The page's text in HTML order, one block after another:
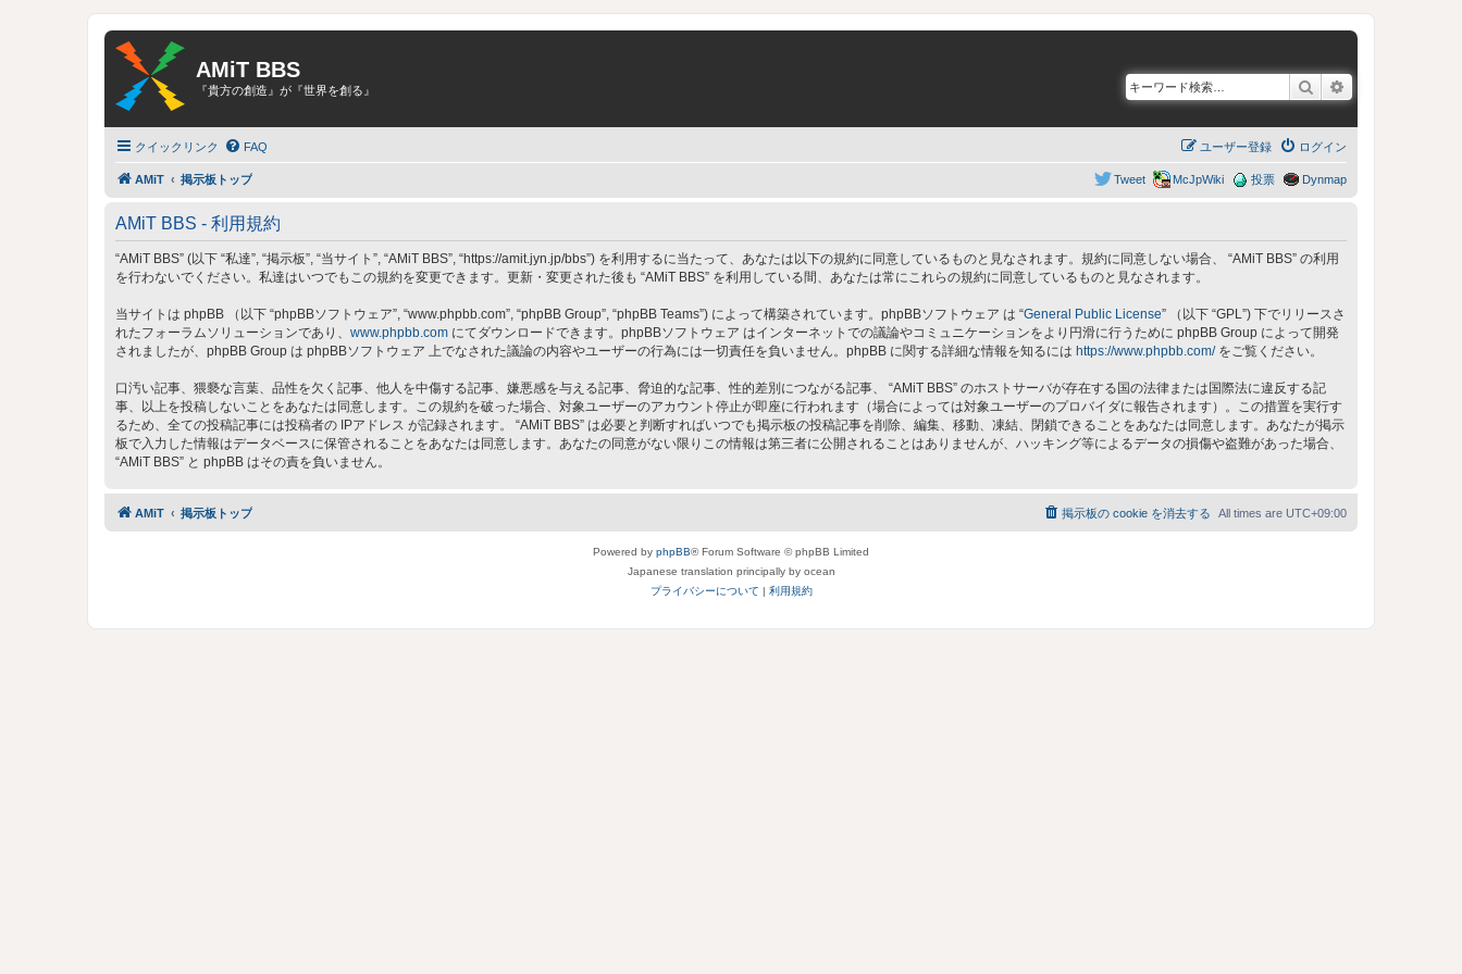
AMiT BBS
『貴方の創造』が『世界を創る』 検索
クイックリンク FAQ ログイン
ユーザー登録
AMiT 掲示板トップ Dynmap
投票
McJpWiki
Tweet
AMiT BBS - 利用規約
“AMiT BBS” (以下 “私達”, “掲示板”, “当サイト”, “AMiT BBS”, “https://amit.jyn.jp/bbs”) を利用するに当たって、あなたは以下の規約に同意しているものと見なされます。規約に同意しない場合、 “AMiT BBS” の利用
を行わないでください。私達はいつでもこの規約を変更できます。更新・変更された後も “AMiT BBS” を利用している間、あなたは常にこれらの規約に同意しているものと見なされます。
当サイトは phpBB （以下 “phpBBソフトウェア”, “www.phpbb.com”, “phpBB Group”, “phpBB Teams”) によって構築されています。phpBBソフトウェア は “General Public License” （以下 “GPL”) 下でリリースさ
れたフォーラムソリューションであり、 www.phpbb.com にてダウンロードできます。phpBBソフトウェア はインターネットでの議論やコミュニケーションをより円滑に行うために phpBB Group によって開発
されましたが、phpBB Group は phpBBソフトウェア 上でなされた議論の内容やユーザーの行為には一切責任を負いません。phpBB に関する詳細な情報を知るには https://www.phpbb.com/をご覧ください。
口汚い記事、猥褻な言葉、品性を欠く記事、他人を中傷する記事、嫌悪感を与える記事、脅迫的な記事、性的差別につながる記事、 “AMiT BBS” のホストサーバが存在する国の法律または国際法に違反する記
事、以上を投稿しないことをあなたは同意します。この規約を破った場合、対象ユーザーのアカウント停止が即座に行われます（場合によっては対象ユーザーのプロバイダに報告されます）。この措置を実行す
るため、全ての投稿記事には投稿者の IPアドレス が記録されます。 “AMiT BBS” は必要と判断すればいつでも掲示板の投稿記事を削除、編集、移動、凍結、閉鎖できることをあなたは同意します。あなたが掲示
板で入力した情報はデータベースに保管されることをあなたは同意します。あなたの同意がない限りこの情報は第三者に公開されることはありませんが、ハッキング等によるデータの損傷や盗難があった場合、
“AMiT BBS” と phpBB はその責を負いません。
AMiT 掲示板トップ All times are UTC+09:00
掲示板の cookie を消去する
Powered by phpBB® Forum Software © phpBB Limited
Japanese translation principally by ocean
プライバシーについて | 利用規約